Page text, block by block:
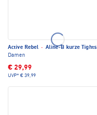
Active Rebel · Aline-B kurze Tights
Damen
€ 29,99
UVP* € 39,99